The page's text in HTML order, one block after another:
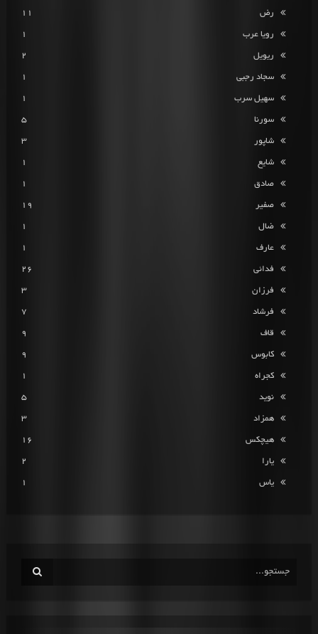
رض 11
رویا عرب 1
ریویل 2
سجاد رجبی 1
سهیل سرب 1
سورنا 5
شاپور 3
شایع 1
صادق 1
صفیر 19
ضال 1
عارف 1
فدائی 26
فرزان 3
فرشاد 7
قاف 9
کابوس 9
کجراه 1
نوید 5
همزاد 3
هیچکس 16
یارا 2
یاس 1